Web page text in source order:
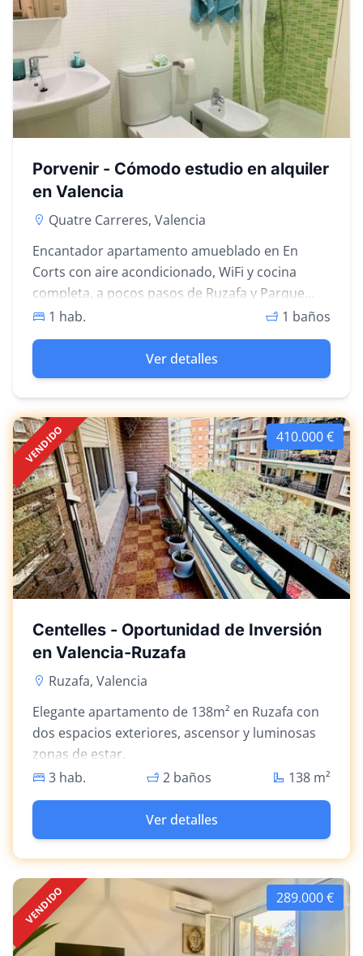
Porvenir - Cómodo estudio en alquiler
en Valencia
Quatre Carreres, Valencia
Encantador apartamento amueblado en En
Corts con aire acondicionado, WiFi y cocina
completa, a pocos pasos de Ruzafa y Parque
Central.
1 hab. 1 baños
Ver detalles
410.000 €
VENDIDO
Centelles - Oportunidad de Inversión
en Valencia-Ruzafa
Ruzafa, Valencia
Elegante apartamento de 138m² en Ruzafa con
dos espacios exteriores, ascensor y luminosas
zonas de estar.
3 hab.
2 baños 138 m²
Ver detalles
289.000 €
VENDIDO